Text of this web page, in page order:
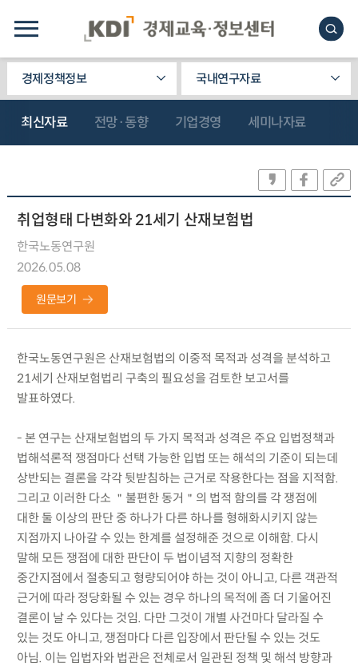
경제정책정보 국내연구자료
최신자료 전망·동향 기업경영 세미나자료
취업형태 다변화와 21세기 산재보험법
한국노동연구원
2026.05.08
원문보기
한국노동연구원은 산재보험법의 이중적 목적과 성격을 분석하고
21세기 산재보험법리 구축의 필요성을 검토한 보고서를
발표하였다.
- 본 연구는 산재보험법의 두 가지 목적과 성격은 주요 입법정책과
법해석론적 쟁점마다 선택 가능한 입법 또는 해석의 기준이 되는데
상반되는 결론을 각각 뒷받침하는 근거로 작용한다는 점을 지적함.
그리고 이러한 다소 ＂불편한 동거＂의 법적 함의를 각 쟁점에
대한 둘 이상의 판단 중 하나가 다른 하나를 형해화시키지 않는
지점까지 나아갈 수 있는 한계를 설정해준 것으로 이해함. 다시
말해 모든 쟁점에 대한 판단이 두 법이념적 지향의 정확한
중간지점에서 절충되고 형량되어야 하는 것이 아니고, 다른 객관적
근거에 따라 정당화될 수 있는 경우 하나의 목적에 좀 더 기울어진
결론이 날 수 있다는 것임. 다만 그것이 개별 사건마다 달라질 수
있는 것도 아니고, 쟁점마다 다른 입장에서 판단될 수 있는 것도
아님. 이는 입법자와 법관은 전체로서 일관된 정책 및 해석 방향과